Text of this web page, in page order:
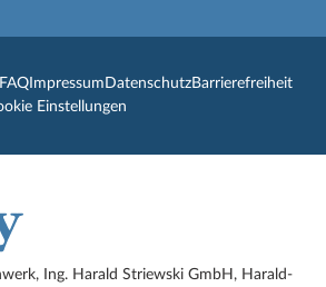
Impressum DatenschutzBarrierefreiheit
Einstellungen
Ing. Harald Striewski GmbH, Harald-